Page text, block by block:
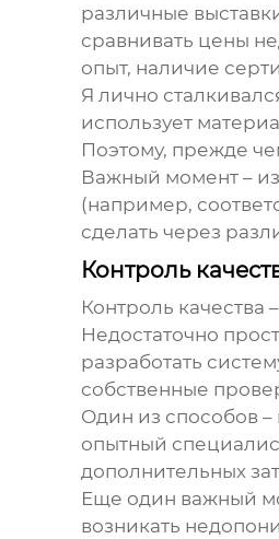
различные
сравнивать цены
опыт, наличие
Я лично
использует
Поэтому, прежде
Важный момент –
(например,
сделать через
Контроль
Контроль качества
Недостаточно
разработать
собственные
Один из способов
опытный
дополнительных
Еще один важный
возникать